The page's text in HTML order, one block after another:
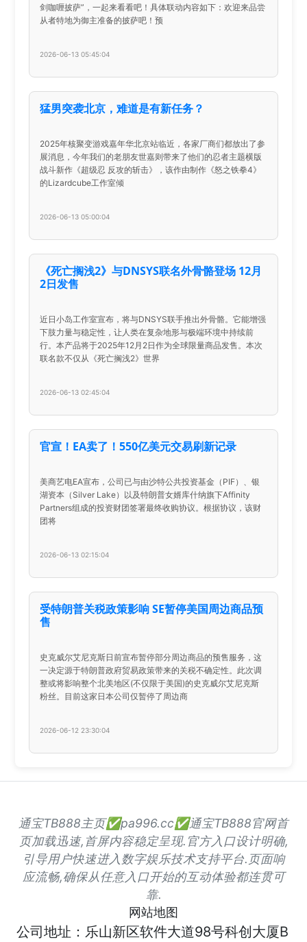
剑咖喱披萨”，一起来看看吧！具体联动内容如下：欢迎来品尝
从者特地为御主准备的披萨吧！预
2026-06-13 05:45:04
猛男突袭北京，难道是有新任务？
2025年核聚变游戏嘉年华北京站临近，各家厂商们都放出了参
展消息，今年我们的老朋友世嘉则带来了他们的忍者主题横版
战斗新作《超级忍 反攻的斩击》，该作由制作《怒之铁拳4》
的Lizardcube工作室倾
2026-06-13 05:00:04
《死亡搁浅2》与DNSYS联名外骨骼登场 12月
2日发售
近日小岛工作室宣布，将与DNSYS联手推出外骨骼。它能增强
下肢力量与稳定性，让人类在复杂地形与极端环境中持续前
行。本产品将于2025年12月2日作为全球限量商品发售。本次
联名款不仅从《死亡搁浅2》世界
2026-06-13 02:45:04
官宣！EA卖了！550亿美元交易刷新记录
美商艺电EA宣布，公司已与由沙特公共投资基金（PIF）、银
湖资本（Silver Lake）以及特朗普女婿库什纳旗下Affinity
Partners组成的投资财团签署最终收购协议。根据协议，该财
团将
2026-06-13 02:15:04
受特朗普关税政策影响 SE暂停美国周边商品预
售
史克威尔艾尼克斯日前宣布暂停部分周边商品的预售服务，这
一决定源于特朗普政府贸易政策带来的关税不确定性。此次调
整或将影响整个北美地区(不仅限于美国)的史克威尔艾尼克斯
粉丝。目前这家日本公司仅暂停了周边商
2026-06-12 23:30:04
通宝TB888主页✅pa996.cc✅通宝TB888官网首
页加载迅速,首屏内容稳定呈现.官方入口设计明确,
引导用户快速进入数字娱乐技术支持平台.页面响
应流畅,确保从任意入口开始的互动体验都连贯可
靠.
网站地图
公司地址：乐山新区软件大道98号科创大厦B